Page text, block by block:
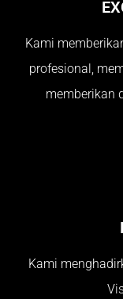
Kami
profesional,
memberikan
Kami